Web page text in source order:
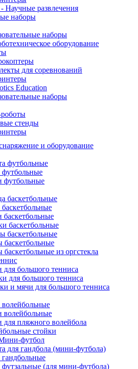
развлечения
наборы
наборы
оборудование
для соревнований
Education
наборы
стенды
и оборудование
футбольные
футбольные
баскетбольные
баскетбольные
баскетбольные
баскетбольные
из оргстекла
для большого тенниса
для большого тенниса
и мячи для большого тенниса
волейбольные
для пляжного волейбола
стойки
футбол
для гандбола (мини-футбола)
(для мини-футбола)